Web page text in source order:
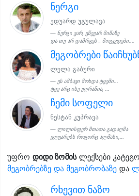
ნერგი
ედუარდ უგულავა
ნერგი ვარ, ვწევარ მიწაზე
და თუ არ დამრგეს _ მოვკვდები....
მეგობრები
ლელა გაბური
ეს ამბავი მოხდა ტყეში...
ტყე არც ისე უღრანია, ...
ჩემი სოფელი
ნესტან კუპრავა
ლილისფერ მთათა გადაღმა
ელვარებს როგორც ალმასი,...
უფრო დიდი ზომისლექსები
მეგობრებზე და მეგობრობაზე და
რხევით ნაზო